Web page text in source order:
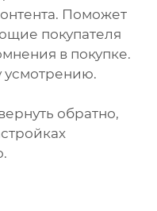
Поможет
покупателя
в покупке.
усмотрению.
обратно,